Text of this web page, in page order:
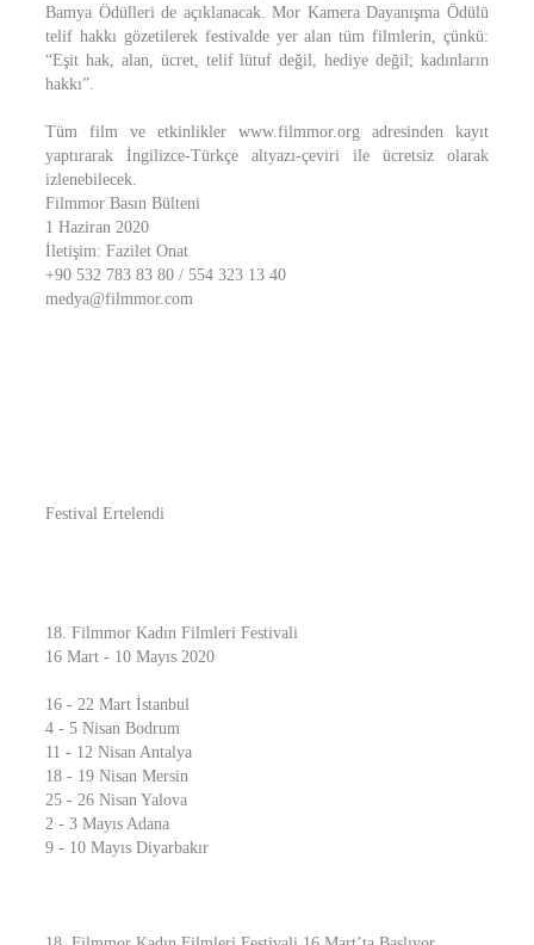
Bamya Ödülleri de açıklanacak. Mor Kamera Dayanışma Ödülü
telif hakkı gözetilerek festivalde yer alan tüm filmlerin, çünkü:
“Eşit hak, alan, ücret, telif lütuf değil, hediye değil; kadınların
hakkı”.
Tüm film ve etkinlikler www.filmmor.org adresinden kayıt
yaptırarak İngilizce-Türkçe altyazı-çeviri ile ücretsiz olarak
izlenebilecek.
Filmmor Basın Bülteni
1 Haziran 2020
İletişim: Fazilet Onat
+90 532 783 83 80 / 554 323 13 40
medya@filmmor.com
Festival Ertelendi
18. Filmmor Kadın Filmleri Festivali
16 Mart - 10 Mayıs 2020
16 - 22 Mart İstanbul
4 - 5 Nisan Bodrum
11 - 12 Nisan Antalya
18 - 19 Nisan Mersin
25 - 26 Nisan Yalova
2 - 3 Mayıs Adana
9 - 10 Mayıs Diyarbakır